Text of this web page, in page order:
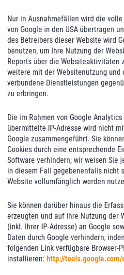
Nur in Ausnahmefällen wird die
von Google in den USA übertragen
des Betreibers dieser Website wird
benutzen, um Ihre Nutzung der
Reports über die Websiteaktivitäten
weitere mit der Websitenutzung und
verbundene Dienstleistungen
zu erbringen.
Die im Rahmen von Google
übermittelte IP-Adresse wird nicht
Google zusammengeführt. Sie
Cookies durch eine entsprechende
Software verhindern; wir weisen Sie
in diesem Fall gegebenenfalls nicht
Website vollumfänglich werden
Sie können darüber hinaus die
erzeugten und auf Ihre Nutzung der
(inkl. Ihrer IP-Adresse) an Google
Daten durch Google verhindern,
folgenden Link verfügbare Browser-
installieren: http://